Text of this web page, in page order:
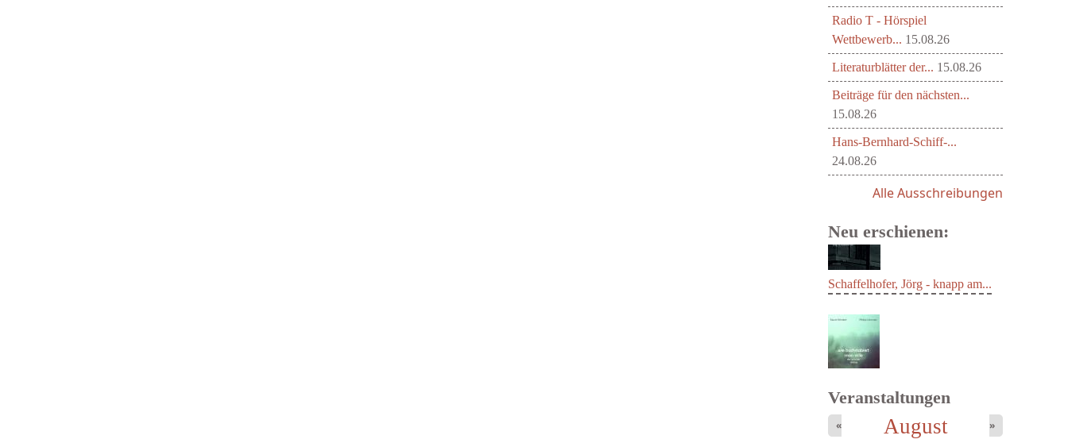
Radio T - Hörspiel
Wettbewerb... 15.08.26
Literaturblätter der... 15.08.26
Beiträge für den nächsten...
15.08.26
Hans-Bernhard-Schiff-...
24.08.26
Alle Ausschreibungen
Neu erschienen:
Schaffelhofer, Jörg - knapp am...
Veranstaltungen
August
« »